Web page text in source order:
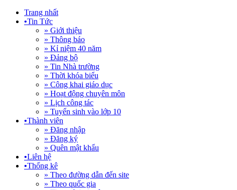
Trang nhất
•Tin Tức
» Giới thiệu
» Thông báo
» Kỉ niệm 40 năm
» Đảng bộ
» Tin Nhà trường
» Thời khóa biểu
» Công khai giáo dục
» Hoạt động chuyên môn
» Lịch công tác
» Tuyển sinh vào lớp 10
•Thành viên
» Đăng nhập
» Đăng ký
» Quên mật khẩu
•Liên hệ
•Thống kê
» Theo đường dẫn đến site
» Theo quốc gia